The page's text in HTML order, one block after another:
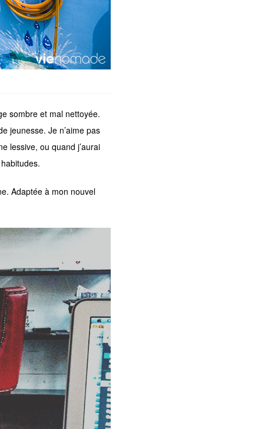
sombre et mal nettoyée.
jeunesse. Je n’aime pas
lessive, ou quand j’aurai
Adaptée à mon nouvel